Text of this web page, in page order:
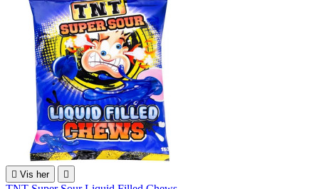
 Vis her 